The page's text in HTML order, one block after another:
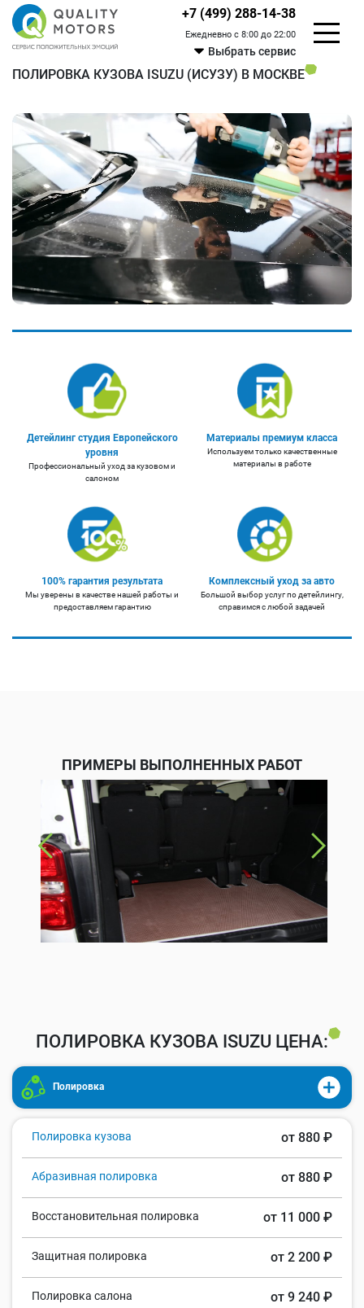
+7 (499) 288-14-38
Ежедневно с 8:00 до 22:00
Выбрать сервис
ПОЛИРОВКА КУЗОВА ISUZU (ИСУЗУ) В МОСКВЕ
Детейлинг студия Европейского
уровня
Профессиональный уход за кузовом и
салоном
Материалы премиум класса
Используем только качественные
материалы в работе
100% гарантия результата
Мы уверены в качестве нашей работы и
предоставляем гарантию
Комплексный уход за авто
Большой выбор услуг по детейлингу,
справимся с любой задачей
ПРИМЕРЫ ВЫПОЛНЕННЫХ РАБОТ
ПОЛИРОВКА КУЗОВА ISUZU ЦЕНА:
Полировка
Полировка кузова от 880 ₽
Абразивная полировка от 880 ₽
Восстановительная полировка от 11 000 ₽
Защитная полировка от 2 200 ₽
Полировка салона от 9 240 ₽